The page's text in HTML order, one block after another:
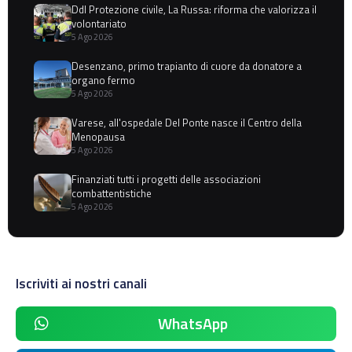
Ddl Protezione civile, La Russa: riforma che valorizza il
volontariato
5 Ago 2026
Desenzano, primo trapianto di cuore da donatore a
organo fermo
5 Ago 2026
Varese, all'ospedale Del Ponte nasce il Centro della
Menopausa
5 Ago 2026
Finanziati tutti i progetti delle associazioni
combattentistiche
5 Ago 2026
Iscriviti ai nostri canali
WhatsApp